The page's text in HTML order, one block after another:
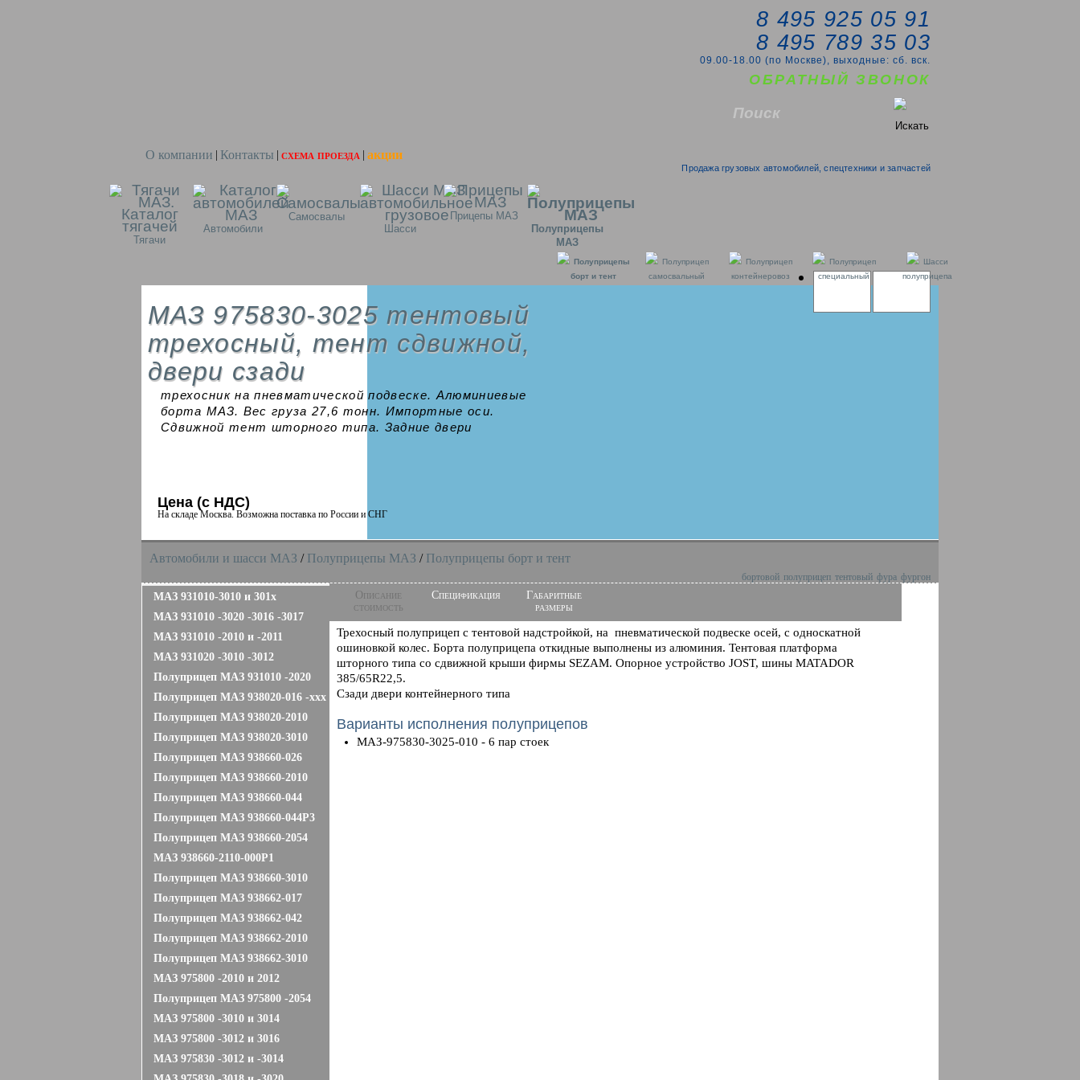
О компании Контакты схема проезда акции
8 495 925 05 91
8 495 789 35 03
09.00-18.00 (по Москве), выходные: сб. вск.
ОБРАТНЫЙ ЗВОНОК
Продажа грузовых автомобилей, спецтехники и запчастей
Тягачи
Автомобили
Самосвалы
Шасси
Прицепы МАЗ
Полуприцепы
МАЗ
Полуприцепы
борт и тент
Полуприцеп
самосвальный
Полуприцеп
контейнеровоз
Полуприцеп
специальный
Шасси
полуприцепа
МАЗ 975830-3025 тентовый
трехосный, тент сдвижной,
двери сзади
трехосник на пневматической подвеске. Алюминиевые
борта МАЗ. Вес груза 27,6 тонн. Импортные оси.
Сдвижной тент шторного типа. Задние двери
Цена (с НДС)
На складе Москва. Возможна поставка по России и СНГ
Автомобили и шасси MAЗ / Полуприцепы МАЗ / Полуприцепы борт и тент
бортовой полуприцеп тентовый фура фургон
МАЗ 931010-3010 и 301х
МАЗ 931010 -3020 -3016 -3017
МАЗ 931010 -2010 и -2011
МАЗ 931020 -3010 -3012
Полуприцеп МАЗ 931010 -2020
Полуприцеп МАЗ 938020-016 -ххх
Полуприцеп МАЗ 938020-2010
Полуприцеп МАЗ 938020-3010
Полуприцеп МАЗ 938660-026
Полуприцеп МАЗ 938660-2010
Полуприцеп МАЗ 938660-044
Полуприцеп МАЗ 938660-044Р3
Полуприцеп МАЗ 938660-2054
МАЗ 938660-2110-000P1
Полуприцеп МАЗ 938660-3010
Полуприцеп МАЗ 938662-017
Полуприцеп МАЗ 938662-042
Полуприцеп МАЗ 938662-2010
Полуприцеп МАЗ 938662-3010
МАЗ 975800 -2010 и 2012
Полуприцеп МАЗ 975800 -2054
МАЗ 975800 -3010 и 3014
МАЗ 975800 -3012 и 3016
МАЗ 975830 -3012 и -3014
Описание
стоимость
Спецификация
Габаритные
размеры
Трехосный полуприцеп с тентовой надстройкой, на пневматической подвеске осей, с односкатной
ошиновкой колес. Борта полуприцепа откидные выполнены из алюминия. Тентовая платформа
шторного типа со сдвижной крыши фирмы SEZAM. Опорное устройство JOST, шины MATADOR
385/65R22,5.
Сзади двери контейнерного типа
Варианты исполнения полуприцепов
МАЗ-975830-3025-010 - 6 пар стоек